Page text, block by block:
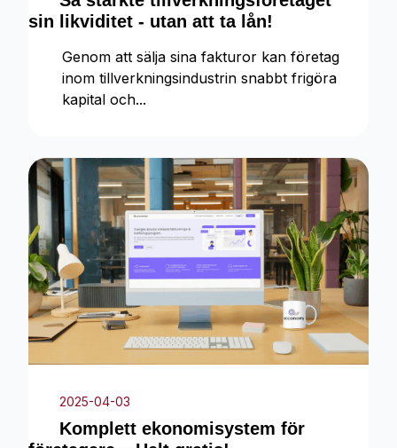
sin likviditet - utan att ta lån!
Genom att sälja sina fakturor kan företag
inom tillverkningsindustrin snabbt frigöra
kapital och...
2025-04-03
Komplett ekonomisystem för